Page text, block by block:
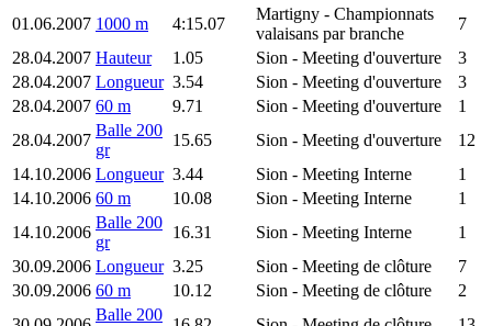
01.06.2007 1000 m 4:15.07
Martigny - Championnats
valaisans par branche
7
28.04.2007 Hauteur 1.05 Sion - Meeting d'ouverture
3
28.04.2007 Longueur 3.54 Sion - Meeting d'ouverture
3
28.04.2007 60 m 9.71 Sion - Meeting d'ouverture
1
28.04.2007
Balle 200
gr
15.65 Sion - Meeting d'ouverture
12
14.10.2006 Longueur 3.44 Sion - Meeting Interne
1
14.10.2006 60 m 10.08 Sion - Meeting Interne
1
14.10.2006
Balle 200
gr
16.31 Sion - Meeting Interne
1
30.09.2006 Longueur 3.25 Sion - Meeting de clôture
7
30.09.2006 60 m 10.12 Sion - Meeting de clôture
2
Balle 200